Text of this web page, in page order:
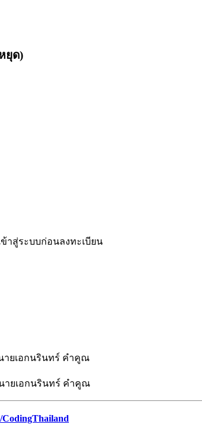
ยุด)
าสู่ระบบก่อนลงทะเบียน
ายเอกนรินทร์ คำคูณ
ายเอกนรินทร์ คำคูณ
CodingThailand